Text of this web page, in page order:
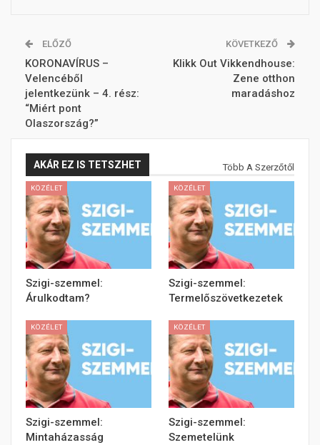
ELŐZŐ
KORONAVÍRUS –
Velencéből
jelentkezünk – 4. rész:
“Miért pont
Olaszország?”
KÖVETKEZŐ
Klikk Out Vikkendhouse:
Zene otthon
maradáshoz
AKÁR EZ IS TETSZHET Több A Szerzőtől
KÖZÉLET
Szigi-szemmel:
Árulkodtam?
KÖZÉLET
Szigi-szemmel:
Termelőszövetkezetek
KÖZÉLET
Szigi-szemmel:
Mintaházasság
KÖZÉLET
Szigi-szemmel:
Szemetelünk